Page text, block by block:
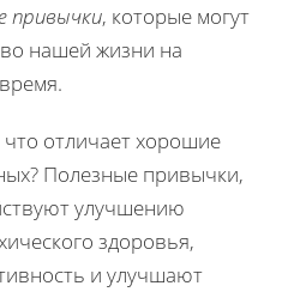
привычки, которые могут
нашей жизни на
отличает хорошие
Полезные привычки,
улучшению
здоровья,
и улучшают